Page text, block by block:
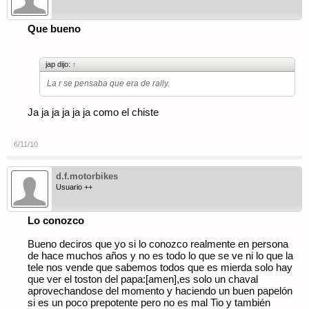
Que bueno
jap dijo: ↑
La r se pensaba que era de rally.
Ja ja ja ja ja ja como el chiste
6/11/10
d.f.motorbikes
Usuario ++
Lo conozco
Bueno deciros que yo si lo conozco realmente en persona
de hace muchos años y no es todo lo que se ve ni lo que la
tele nos vende que sabemos todos que es mierda solo hay
que ver el toston del papa:[amen],es solo un chaval
aprovechandose del momento y haciendo un buen papelón
si es un poco prepotente pero no es mal Tio y también